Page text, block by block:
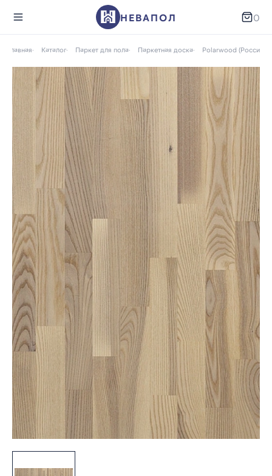
НЕВАПОЛ 0
Главная Каталог Паркет для пола Паркетная доска Polarwood (Россия)